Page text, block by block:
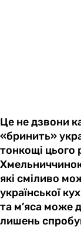
Це не дзвони
«бринить»
тонкощі цього
які сміливо
української
та м’яса може
лишень